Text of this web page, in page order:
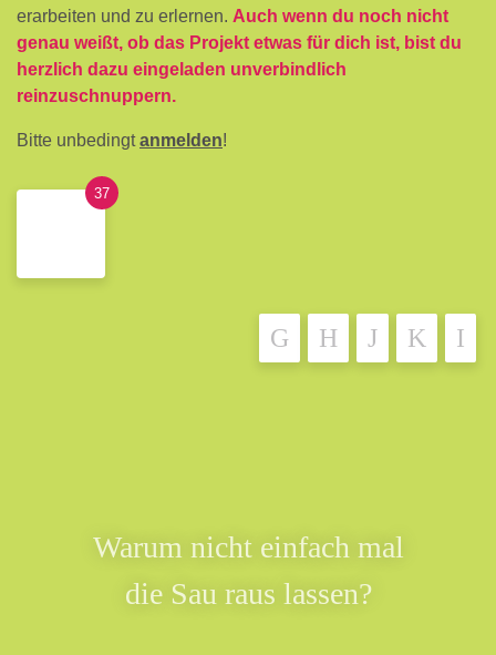
erarbeiten und zu erlernen. Auch wenn du noch nicht
genau weißt, ob das Projekt etwas für dich ist, bist du
herzlich dazu eingeladen unverbindlich
reinzuschnuppern.
Bitte unbedingtanmelden!
37
Warum nicht einfach mal
die Sau raus lassen?